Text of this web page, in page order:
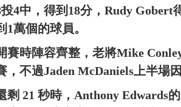
4中，得到18分，Rudy Gobert
1萬個的球員。
賽時陣容齊整，老將Mike
，不過Jaden McDaniels上半場
剩 21 秒時，Anthony Edwards